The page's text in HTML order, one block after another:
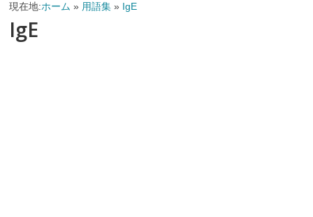
現在地:ホーム » 用語集 » IgE
IgE